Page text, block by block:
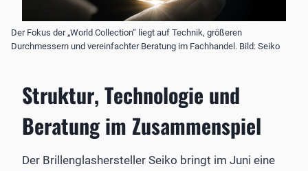
Der Fokus der „World Collection“ liegt auf Technik, größeren
Durchmessern und vereinfachter Beratung im Fachhandel. Bild: Seiko
Struktur, Technologie und
Beratung im Zusammenspiel
Der Brillenglashersteller Seiko bringt im Juni eine